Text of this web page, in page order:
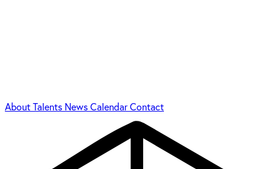
AboutTalents NewsCalendarContact